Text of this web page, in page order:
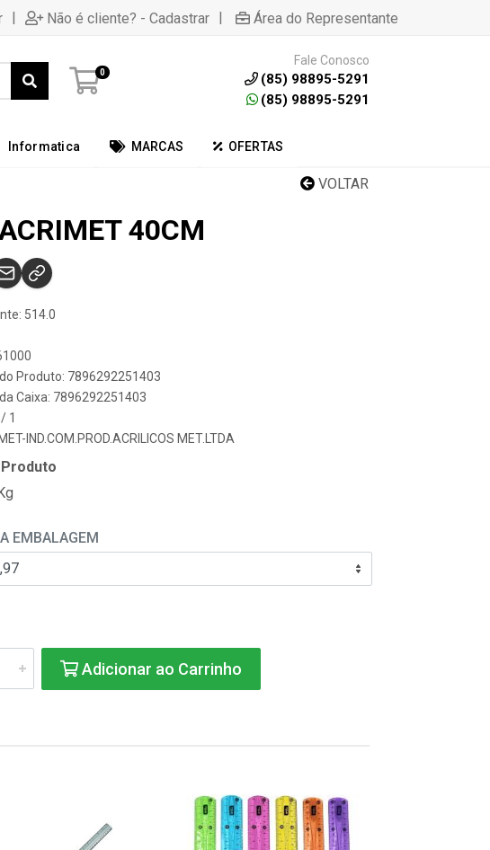
| Não é cliente? - Cadastrar | Área do Representante
0
Fale Conosco
(85) 98895-5291
(85) 98895-5291
Informatica MARCAS OFERTAS
VOLTAR
40CM
514.0
Produto: 7896292251403
Caixa: 7896292251403
1
IND.COM.PROD.ACRILICOS MET.LTDA
EMBALAGEM
Adicionar ao Carrinho